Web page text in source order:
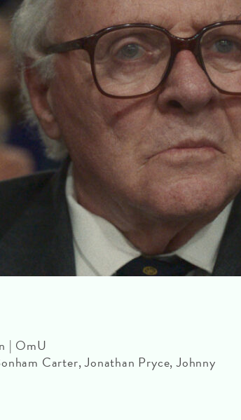
| OmU
Carter, Jonathan Pryce, Johnny